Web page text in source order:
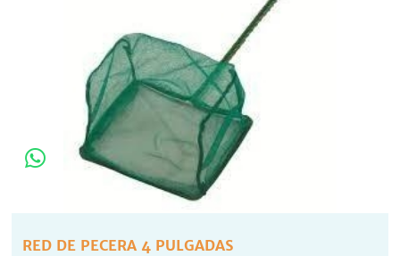
RED DE PECERA 4 PULGADAS